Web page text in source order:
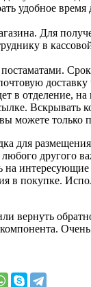
удобное время
Для
в
доставку
в отделение,
Вскрывать
можете только
для
другого
на
в покупке.
вернуть